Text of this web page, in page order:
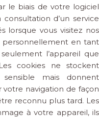
le biais de votre logiciel
d’un service
lorsque vous visitez nos
personnellement en tant
l’appareil que
cookies ne stockent
mais donnent
navigation de façon
reconnu plus tard. Les
à votre appareil, ils